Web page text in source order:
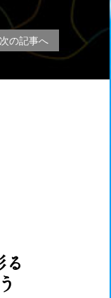
次の記事へ